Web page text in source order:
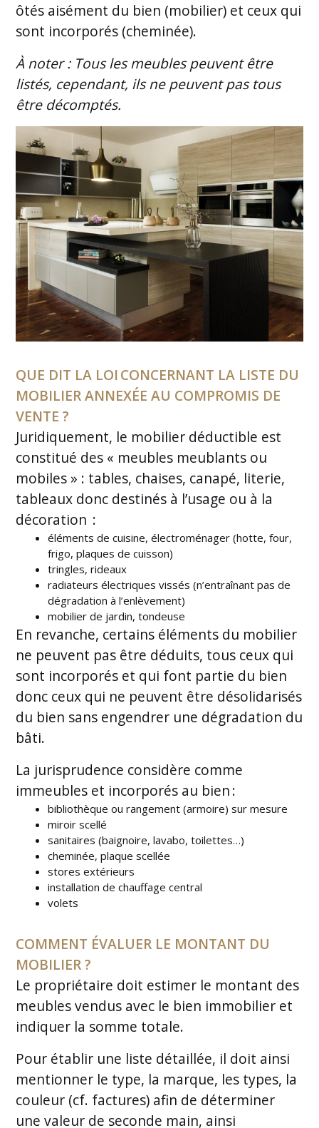
ôtés aisément du bien (mobilier) et ceux qui
sont incorporés (cheminée).
À noter : Tous les meubles peuvent être
listés, cependant, ils ne peuvent pas tous
être décomptés.
QUE DIT LA LOI CONCERNANT LA LISTE DU
MOBILIER ANNEXÉE AU COMPROMIS DE
VENTE ?
Juridiquement, le mobilier déductible est
constitué des « meubles meublants ou
mobiles » : tables, chaises, canapé, literie,
tableaux donc destinés à l’usage ou à la
décoration :
éléments de cuisine, électroménager (hotte, four,
frigo, plaques de cuisson)
tringles, rideaux
radiateurs électriques vissés (n’entraînant pas de
dégradation à l’enlèvement)
mobilier de jardin, tondeuse
En revanche, certains éléments du mobilier
ne peuvent pas être déduits, tous ceux qui
sont incorporés et qui font partie du bien
donc ceux qui ne peuvent être désolidarisés
du bien sans engendrer une dégradation du
bâti.
La jurisprudence considère comme
immeubles et incorporés au bien :
bibliothèque ou rangement (armoire) sur mesure
miroir scellé
sanitaires (baignoire, lavabo, toilettes…)
cheminée, plaque scellée
stores extérieurs
installation de chauffage central
volets
COMMENT ÉVALUER LE MONTANT DU
MOBILIER ?
Le propriétaire doit estimer le montant des
meubles vendus avec le bien immobilier et
indiquer la somme totale.
Pour établir une liste détaillée, il doit ainsi
mentionner le type, la marque, les types, la
couleur (cf. factures) afin de déterminer
une valeur de seconde main, ainsi